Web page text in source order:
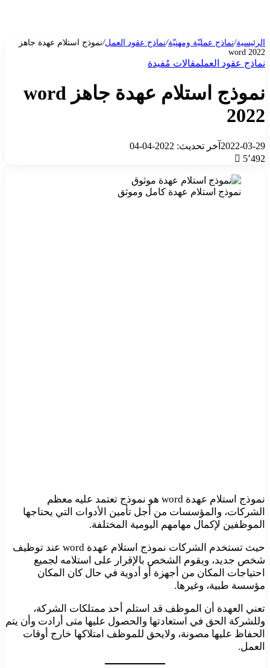
الرئيسية/نماذج عمليّة ومهنيّة/نماذج عقود العمل/نموذج استلام عهدة جاهز
word 2022
نماذج عقود العملمقالات مُفيدة
نموذج استلام عهدة جاهز word
2022
2022-03-29 آخر تحديث: 2022-04-04
5٬492
نموذج استلام عهدة كامل وموثق
نموذج استلام عهدة word هو نموذج تعتمد عليه معظم
الشركات، والمؤسسات من أجل تأمين الأدوات التي يحتاجها
الموظفين لإكمال مهامهم اليومية المختلفة.
حيث تستخدم الشركات نموذج استلام عهدة word عند توظيف
شخص جديد، ويقوم الشخص بالإقرار على استلامه لجميع
احتياجات المكان من أجهزة أو أدوية في حال كان المكان
مؤسسة طبية، وغيرها.
تعني العهدة أن الموظف قد استلم أحد ممتلكات الشركة،
وللشركة الحق في استعادتها والحصول عليها متى أرادت وأن يتم
الحفاظ عليها مصونة، ولايحق للموظف امتلاكها خارج أوقات
العمل.